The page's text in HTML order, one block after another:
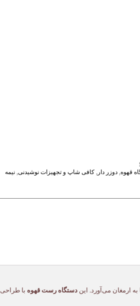
قهوه, دوزر دار , کافی شاپ و تجهیزات نوشیدنی, نیمه
دستگاه رست قهوه با طراحی